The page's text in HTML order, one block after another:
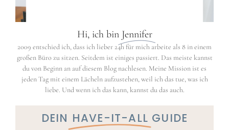
Hi, ich bin Jennifer
2009 entschied ich, dass ich lieber 24h für mich arbeite als 8 in einem
großen Büro zu sitzen. Seitdem ist einiges passiert. Das meiste kannst
du von Beginn an auf diesem Blog nachlesen. Meine Mission ist es
jeden Tag mit einem Lächeln aufzustehen, weil ich das tue, was ich
liebe. Und wenn ich das kann, kannst du das auch.
DEIN HAVE-IT-ALL GUIDE